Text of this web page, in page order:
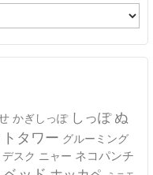
かぎしっぽ しっぽ ぬ
タワー グルーミング
デスク ニャー ネコパンチ